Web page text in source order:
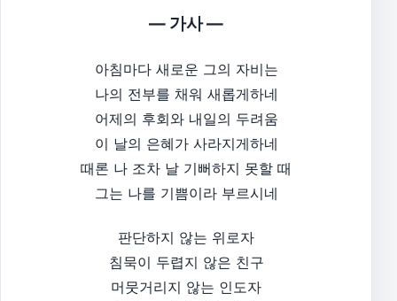
— 가사 —
아침마다 새로운 그의 자비는
나의 전부를 채워 새롭게하네
어제의 후회와 내일의 두려움
이 날의 은혜가 사라지게하네
때론 나 조차 날 기뻐하지 못할 때
그는 나를 기쁨이라 부르시네
판단하지 않는 위로자
침묵이 두렵지 않은 친구
머뭇거리지 않는 인도자